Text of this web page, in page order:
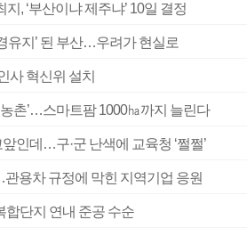
, ‘부산이냐 제주냐’ 10일 결정
유지’ 된 부산…우려가 현실로
사 혁신위 설치
촌’…스마트팜 1000㏊까지 늘린다
인데…구·군 난색에 교육청 ‘쩔쩔’
용차 규정에 막힌 지역기업 응원
합단지 연내 준공 수순